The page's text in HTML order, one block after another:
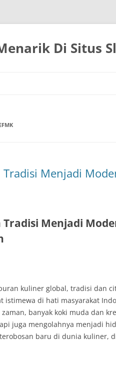
Di Situs
Menjadi
Tradisi Menjadi
kuliner global, tradisi dan
istimewa di hati masyarakat
banyak koki muda dan
juga mengolahnya menjadi
baru di dunia kuliner,